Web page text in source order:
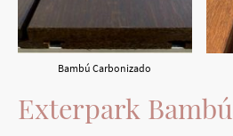
Bambú Carbonizado
Exterpark Bambú